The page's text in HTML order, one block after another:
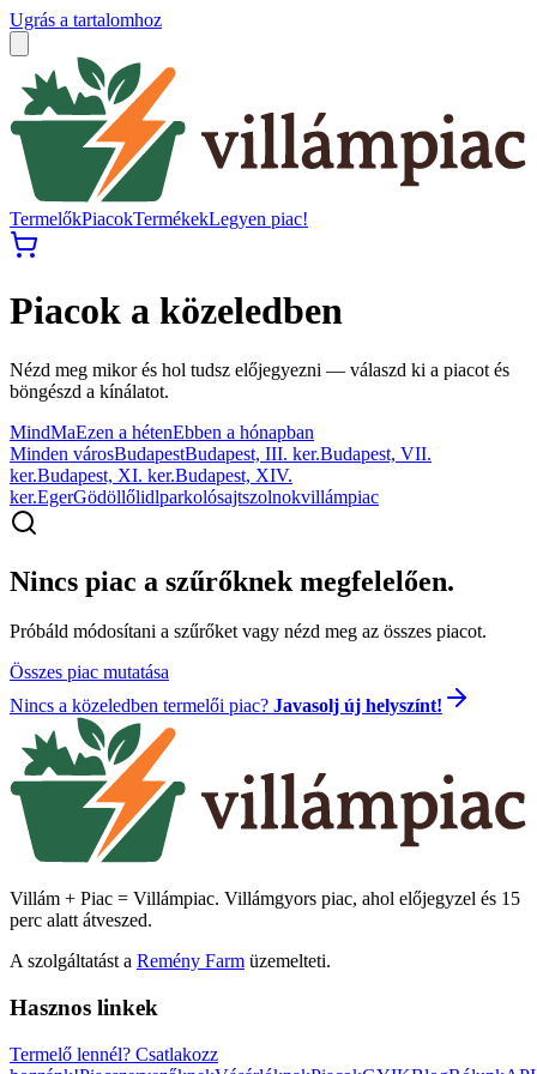
Ugrás a tartalomhoz
TermelőkPiacokTermékekLegyen piac!
Piacok a közeledben
Nézd meg mikor és hol tudsz előjegyezni — válaszd ki a piacot és
böngészd a kínálatot.
MindMaEzen a hétenEbben a hónapban
Minden városBudapestBudapest, III. ker.Budapest, VII.
ker.Budapest, XI. ker.Budapest, XIV.
ker.EgerGödöllőlidlparkolósajtszolnokvillámpiac
Nincs piac a szűrőknek megfelelően.
Próbáld módosítani a szűrőket vagy nézd meg az összes piacot.
Összes piac mutatása
Nincs a közeledben termelői piac? Javasolj új helyszínt!
Villám + Piac = Villámpiac. Villámgyors piac, ahol előjegyzel és 15
perc alatt átveszed.
A szolgáltatást a Remény Farm üzemelteti.
Hasznos linkek
Termelő lennél? Csatlakozz